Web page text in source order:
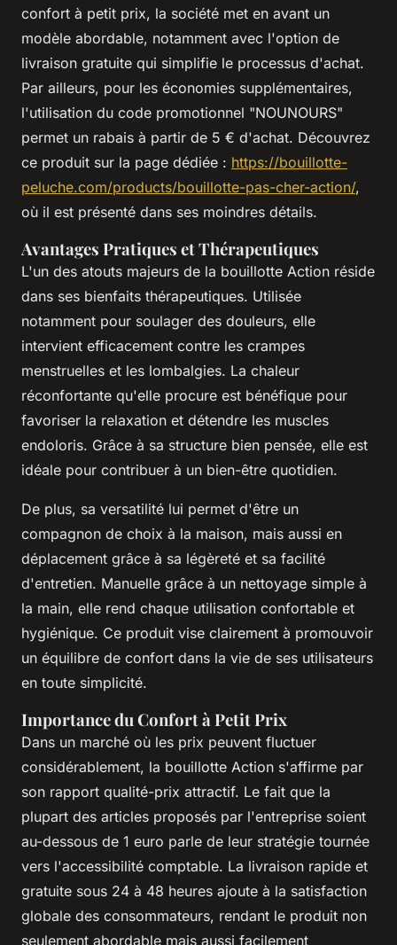
confort à petit prix, la société met en avant un
modèle abordable, notamment avec l'option de
livraison gratuite qui simplifie le processus d'achat.
Par ailleurs, pour les économies supplémentaires,
l'utilisation du code promotionnel "NOUNOURS"
permet un rabais à partir de 5 € d'achat. Découvrez
ce produit sur la page dédiée : https://bouillotte-
peluche.com/products/bouillotte-pas-cher-action/,
où il est présenté dans ses moindres détails.
Avantages Pratiques et Thérapeutiques
L'un des atouts majeurs de la bouillotte Action réside
dans ses bienfaits thérapeutiques. Utilisée
notamment pour soulager des douleurs, elle
intervient efficacement contre les crampes
menstruelles et les lombalgies. La chaleur
réconfortante qu'elle procure est bénéfique pour
favoriser la relaxation et détendre les muscles
endoloris. Grâce à sa structure bien pensée, elle est
idéale pour contribuer à un bien-être quotidien.
De plus, sa versatilité lui permet d'être un
compagnon de choix à la maison, mais aussi en
déplacement grâce à sa légèreté et sa facilité
d'entretien. Manuelle grâce à un nettoyage simple à
la main, elle rend chaque utilisation confortable et
hygiénique. Ce produit vise clairement à promouvoir
un équilibre de confort dans la vie de ses utilisateurs
en toute simplicité.
Importance du Confort à Petit Prix
Dans un marché où les prix peuvent fluctuer
considérablement, la bouillotte Action s'affirme par
son rapport qualité-prix attractif. Le fait que la
plupart des articles proposés par l'entreprise soient
au-dessous de 1 euro parle de leur stratégie tournée
vers l'accessibilité comptable. La livraison rapide et
gratuite sous 24 à 48 heures ajoute à la satisfaction
globale des consommateurs, rendant le produit non
seulement abordable mais aussi facilement